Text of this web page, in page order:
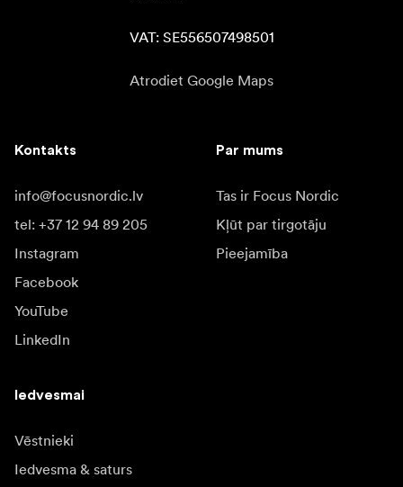
VAT: SE556507498501
Atrodiet Google Maps
Kontakts
info@focusnordic.lv
tel: +37 12 94 89 205
Instagram
Facebook
YouTube
LinkedIn
Par mums
Tas ir Focus Nordic
Kļūt par tirgotāju
Pieejamība
Iedvesmai
Vēstnieki
Iedvesma & saturs